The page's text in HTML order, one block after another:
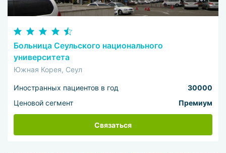
Больница Сеульского национального
университета
Южная Корея, Сеул
Иностранных пациентов в год
30000
Ценовой сегмент
Премиум
Связаться